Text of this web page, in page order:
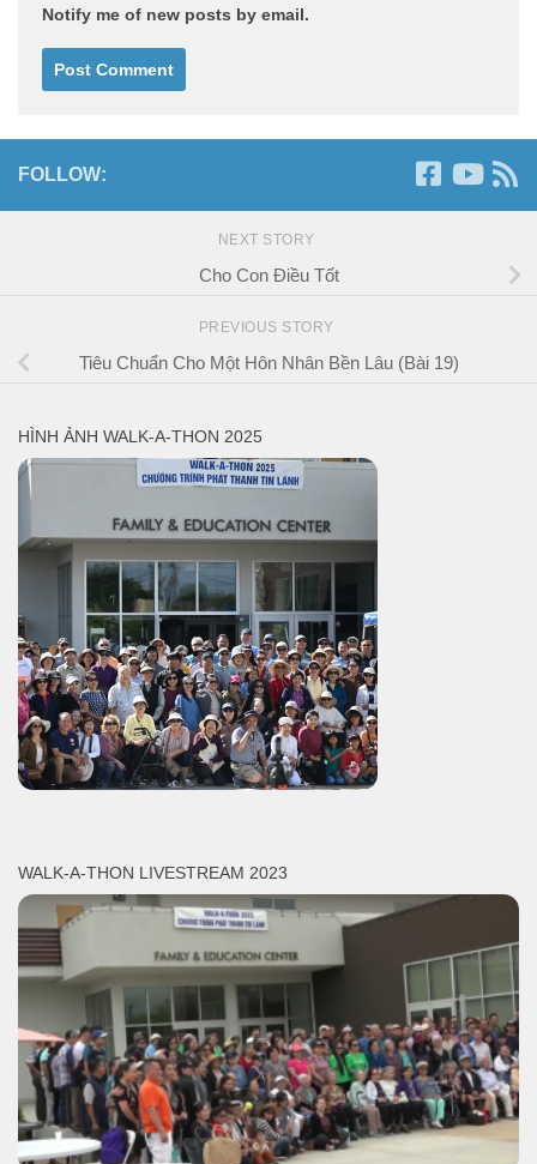
Notify me of new posts by email.
FOLLOW:
NEXT STORY
Cho Con Điều Tốt
PREVIOUS STORY
Tiêu Chuẩn Cho Một Hôn Nhân Bền Lâu (Bài 19)
HÌNH ẢNH WALK-A-THON 2025
WALK-A-THON LIVESTREAM 2023